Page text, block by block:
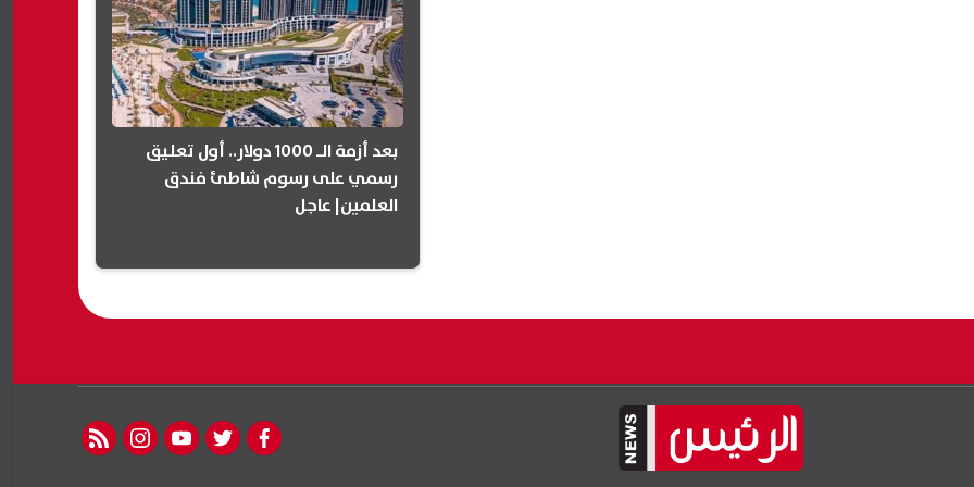
بعد أزمة الـ 1000 دولار.. أول تعليق
رسمي على رسوم شاطئ فندق
العلمين| عاجل
facebook
twitter
youtube
instagram
rss feed